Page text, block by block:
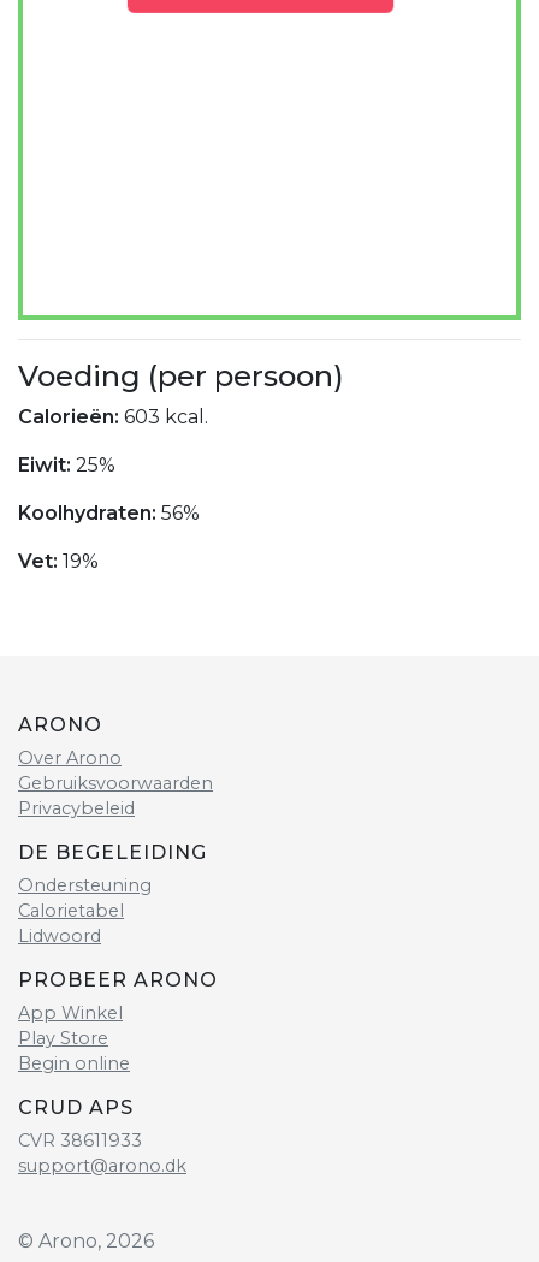
Voeding (per persoon)
Calorieën: 603 kcal.
Eiwit: 25%
Koolhydraten: 56%
Vet: 19%
ARONO
Over Arono
Gebruiksvoorwaarden
Privacybeleid
DE BEGELEIDING
Ondersteuning
Calorietabel
Lidwoord
PROBEER ARONO
App Winkel
Play Store
Begin online
CRUD APS
CVR 38611933
support@arono.dk
© Arono, 2026